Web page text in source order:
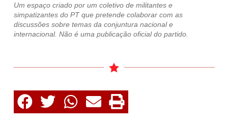
Um espaço criado por um coletivo de militantes e
simpatizantes do PT que pretende colaborar com as
discussões sobre temas da conjuntura nacional e
internacional. Não é uma publicação oficial do partido.